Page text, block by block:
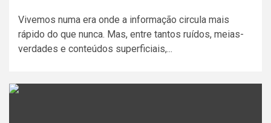
Vivemos numa era onde a informação circula mais
rápido do que nunca. Mas, entre tantos ruídos, meias-
verdades e conteúdos superficiais,...